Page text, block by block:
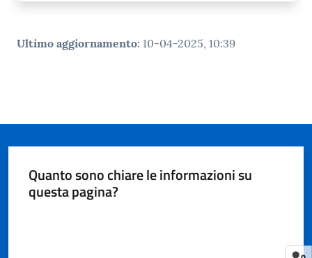
Ultimo aggiornamento: 10-04-2025, 10:39
Quanto sono chiare le informazioni su
questa pagina?